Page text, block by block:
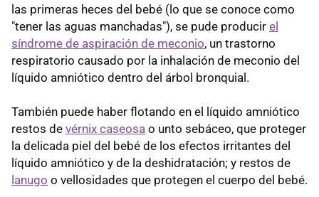
las primeras heces del bebé (lo que se conoce como
"tener las aguas manchadas"), se pude producir el
síndrome de aspiración de meconio, un trastorno
respiratorio causado por la inhalación de meconio del
líquido amniótico dentro del árbol bronquial.
También puede haber flotando en el líquido amniótico
restos de vérnix caseosa o unto sebáceo, que proteger
la delicada piel del bebé de los efectos irritantes del
líquido amniótico y de la deshidratación; y restos de
lanugo o vellosidades que protegen el cuerpo del bebé.